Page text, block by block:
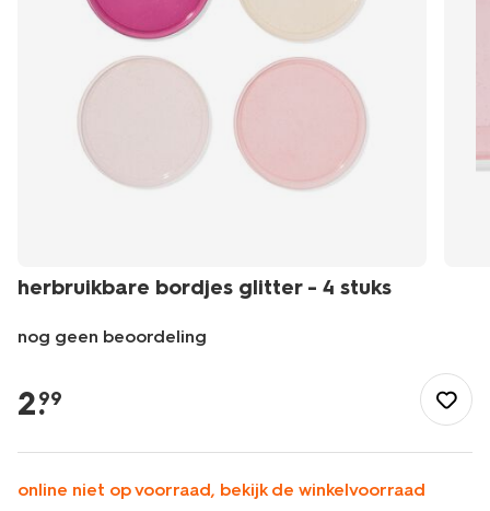
herbruikbare bordjes glitter - 4 stuks
nog geen beoordeling
cadeau/wegwerpservies/borden/herbruikbare-
bordjes-
-
-4-
2.
99
online niet op voorraad, bekijk de winkelvoorraad